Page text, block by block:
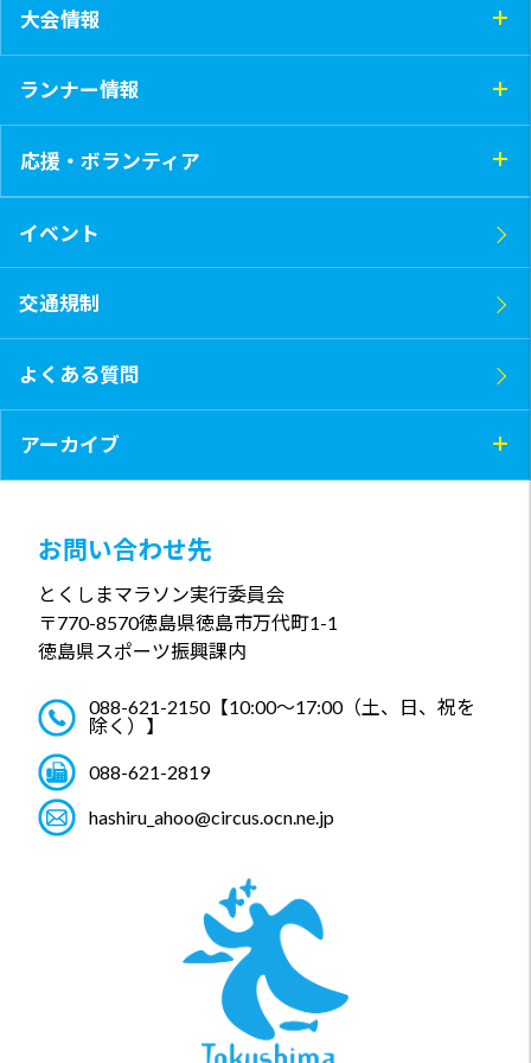
大会情報
ランナー情報
応援・ボランティア
イベント
交通規制
よくある質問
アーカイブ
お問い合わせ先
とくしまマラソン実行委員会
〒770-8570徳島県徳島市万代町1-1
徳島県スポーツ振興課内
088-621-2150【10:00～17:00（土、日、祝を
除く）】
088-621-2819
hashiru_ahoo@circus.ocn.ne.jp